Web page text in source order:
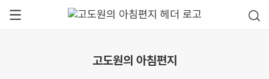
고도원의 아침편지